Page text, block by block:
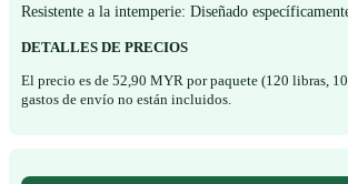
Resistente a la intemperie: Diseñado
DETALLES DE PRECIOS
El precio es de 52,90 MYR por paquete (120 libras,
gastos de envío no están incluidos.